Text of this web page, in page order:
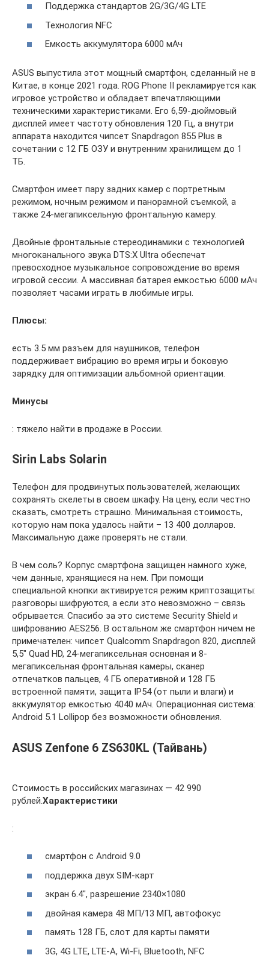
Поддержка стандартов 2G/3G/4G LTE
Технология NFC
Емкость аккумулятора 6000 мАч
ASUS выпустила этот мощный смартфон, сделанный не в
Китае, в конце 2021 года. ROG Phone II рекламируется как
игровое устройство и обладает впечатляющими
техническими характеристиками. Его 6,59-дюймовый
дисплей имеет частоту обновления 120 Гц, а внутри
аппарата находится чипсет Snapdragon 855 Plus в
сочетании с 12 ГБ ОЗУ и внутренним хранилищем до 1
ТБ.
Смартфон имеет пару задних камер с портретным
режимом, ночным режимом и панорамной съемкой, а
также 24-мегапиксельную фронтальную камеру.
Двойные фронтальные стереодинамики с технологией
многоканального звука DTS:X Ultra обеспечат
превосходное музыкальное сопровождение во время
игровой сессии. А массивная батарея емкостью 6000 мАч
позволяет часами играть в любимые игры.
Плюсы:
есть 3.5 мм разъем для наушников, телефон
поддерживает вибрацию во время игры и боковую
зарядку для оптимизации альбомной ориентации.
Минусы
: тяжело найти в продаже в России.
Sirin Labs Solarin
Телефон для продвинутых пользователей, желающих
сохранять скелеты в своем шкафу. На цену, если честно
сказать, смотреть страшно. Минимальная стоимость,
которую нам пока удалось найти – 13 400 долларов.
Максимальную даже проверять не стали.
В чем соль? Корпус смартфона защищен намного хуже,
чем данные, хранящиеся на нем. При помощи
специальной кнопки активируется режим криптозащиты:
разговоры шифруются, а если это невозможно – связь
обрывается. Спасибо за это системе Security Shield и
шифрованию AES256. В остальном же смартфон ничем не
примечателен: чипсет Qualcomm Snapdragon 820, дисплей
5,5″ Quad HD, 24-мегапиксельная основная и 8-
мегапиксельная фронтальная камеры, сканер
отпечатков пальцев, 4 ГБ оперативной и 128 ГБ
встроенной памяти, защита IP54 (от пыли и влаги) и
аккумулятор емкостью 4040 мАч. Операционная система:
Android 5.1 Lollipop без возможности обновления.
ASUS Zenfone 6 ZS630KL (Тайвань)
Стоимость в российских магазинах — 42 990
рублей. Характеристики
:
смартфон с Android 9.0
поддержка двух SIM-карт
экран 6.4″, разрешение 2340×1080
двойная камера 48 МП/13 МП, автофокус
память 128 ГБ, слот для карты памяти
3G, 4G LTE, LTE-A, Wi-Fi, Bluetooth, NFC